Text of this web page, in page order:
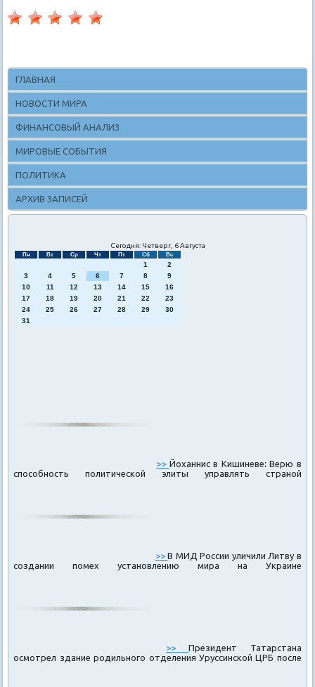
ГЛАВНАЯ
НОВОСТИ МИРА
ФИНАНСОВЫЙ АНАЛИЗ
МИРОВЫЕ СОБЫТИЯ
ПОЛИТИКА
АРХИВ ЗАПИСЕЙ
Сегодня: Четверг, 6 Августа
Пн Вт Ср Чт Пт Сб Вс
1
2
3
4 5 6 7 8
9
10
11 12 13 14 15
16
17
18 19 20 21 22
23
24
25 26 27 28 29
30
31
>> Йоханнис в Кишиневе: Верю в
способность политической элиты управлять страной
>>В МИД России уличили Литву в
создании помех установлению мира на Украине
>>Президент Татарстана
осмотрел здание родильного отделения Уруссинской ЦРБ после